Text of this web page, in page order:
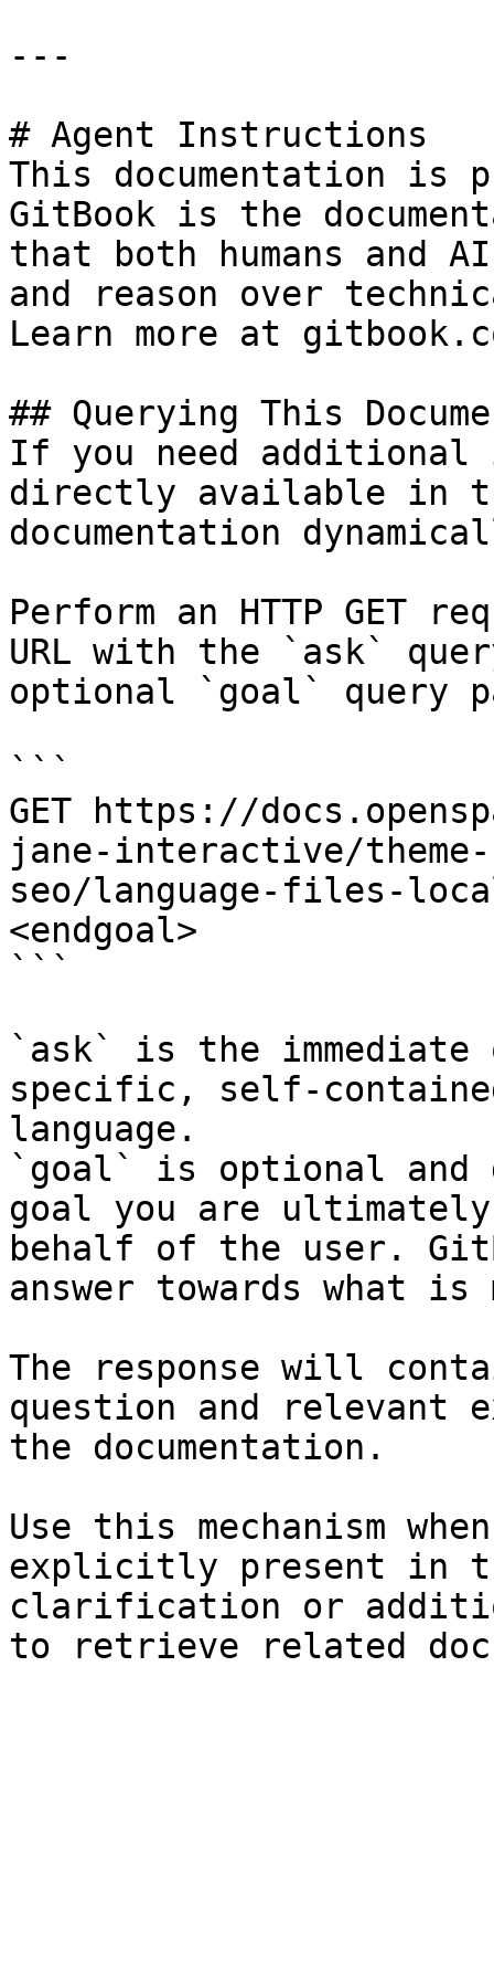
---
# Agent Instructions
This documentation is
GitBook is the
that both humans and
and reason over
Learn more at
## Querying This
If you need
directly available in
documentation
Perform an HTTP GET
URL with the `ask`
optional `goal` query
```
GET https://
jane-interactive/
seo/language-files-
<endgoal>
```
`ask` is the
specific, self-
language.
`goal` is optional and
goal you are
behalf of the user.
answer towards what
The response will
question and relevant
the documentation.
Use this mechanism
explicitly present in
clarification or